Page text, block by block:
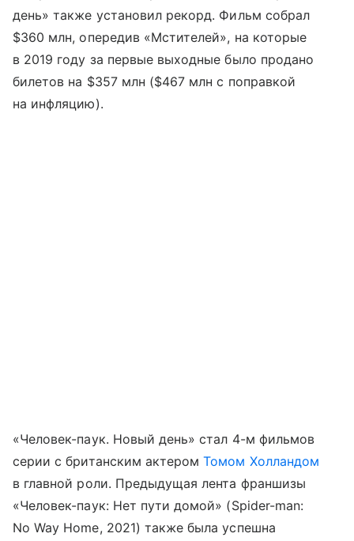
день» также установил рекорд. Фильм собрал
$360 млн, опередив «Мстителей», на которые
в 2019 году за первые выходные было продано
билетов на $357 млн ($467 млн с поправкой
на инфляцию).
«Человек-паук. Новый день» стал 4-м фильмов
серии с британским актеромТомом Холландом
в главной роли. Предыдущая лента франшизы
«Человек-паук: Нет пути домой» (Spider-man:
No Way Home, 2021) также была успешна